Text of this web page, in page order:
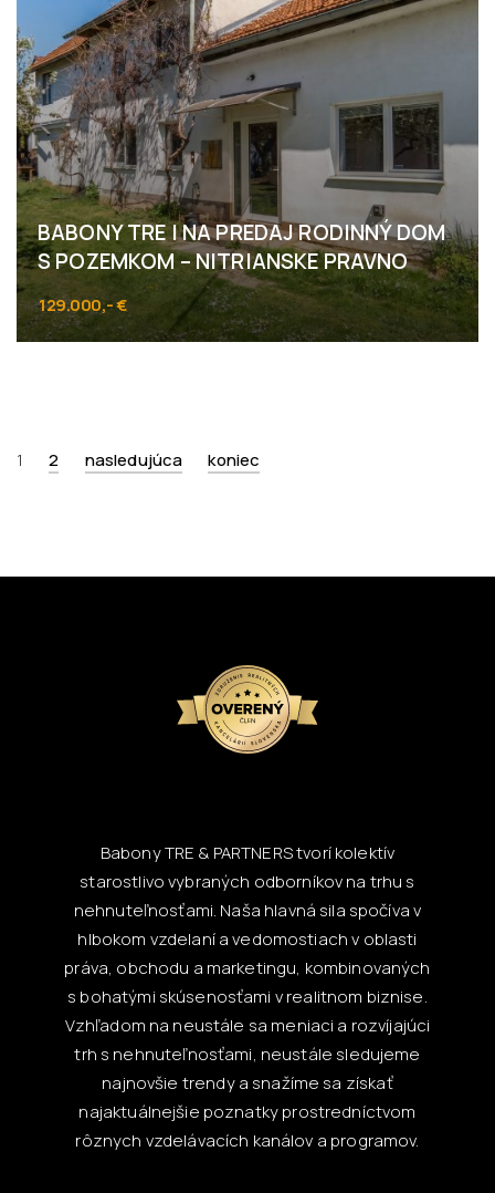
BABONY TRE I NA PREDAJ RODINNÝ DOM
S POZEMKOM – NITRIANSKE PRAVNO
129.000,- €
1 2 nasledujúca koniec
Babony TRE & PARTNERS tvorí kolektív
starostlivo vybraných odborníkov na trhu s
nehnuteľnosťami. Naša hlavná sila spočíva v
hlbokom vzdelaní a vedomostiach v oblasti
práva, obchodu a marketingu, kombinovaných
s bohatými skúsenosťami v realitnom biznise.
Vzhľadom na neustále sa meniaci a rozvíjajúci
trh s nehnuteľnosťami, neustále sledujeme
najnovšie trendy a snažíme sa získať
najaktuálnejšie poznatky prostredníctvom
rôznych vzdelávacích kanálov a programov.